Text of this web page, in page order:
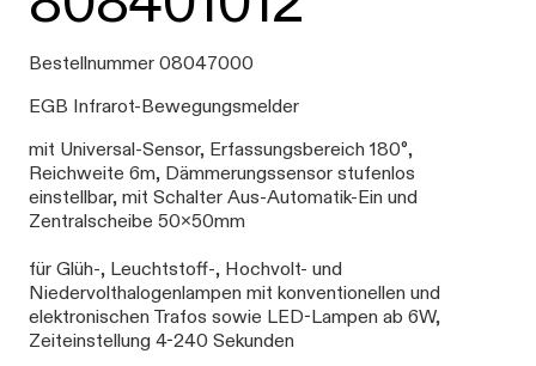
Bestellnummer 08047000
EGB Infrarot-Bewegungsmelder
mit Universal-Sensor, Erfassungsbereich 180°,
Reichweite 6m, Dämmerungssensor stufenlos
einstellbar, mit Schalter Aus-Automatik-Ein und
Zentralscheibe 50x50mm
für Glüh-, Leuchtstoff-, Hochvolt- und
Niedervolthalogenlampen mit konventionellen und
elektronischen Trafos sowie LED-Lampen ab 6W,
Zeiteinstellung 4-240 Sekunden